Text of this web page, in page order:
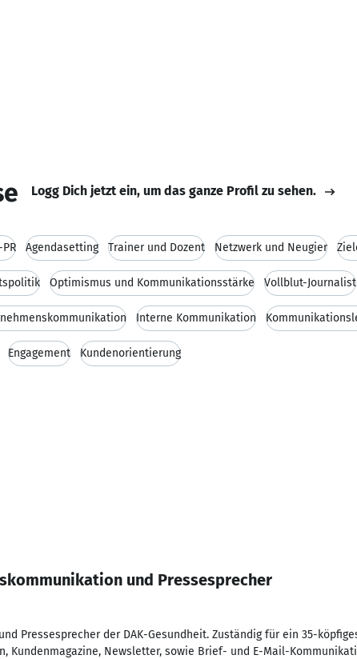
Logg Dich jetzt ein, um das ganze Profil zu sehen.
Agendasetting Trainer und Dozent Netzwerk und Neugier
Optimismus und Kommunikationsstärke Vollblut-Journalist
Interne Kommunikation
Engagement Kundenorientierung
und Pressesprecher
Pressesprecher der DAK-Gesundheit. Zuständig für ein 35-
Kundenmagazine, Newsletter, sowie Brief- und E-Mail-